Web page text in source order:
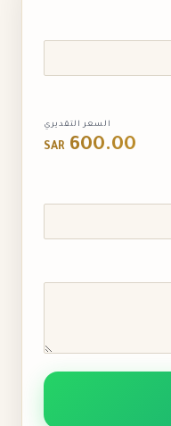
السعر التقديري
600.00
SAR